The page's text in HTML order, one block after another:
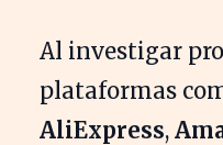
Al investigar
plataformas
AliExpress,